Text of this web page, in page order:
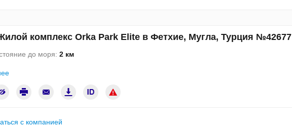
комплекс Orka Park Elite в Фетхие, Мугла, Турция №42677
до моря: 2 км
с компанией